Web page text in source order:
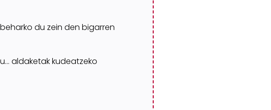
beharko du zein den bigarren
aldaketakkudeatzeko